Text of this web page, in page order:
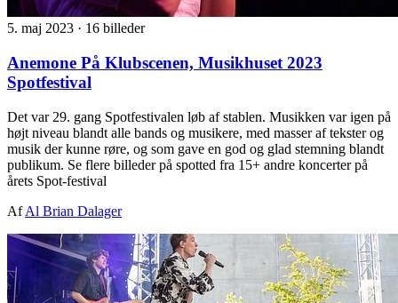
5. maj 2023 · 16 billeder
Anemone På Klubscenen, Musikhuset 2023
Spotfestival
Det var 29. gang Spotfestivalen løb af stablen. Musikken var igen på
højt niveau blandt alle bands og musikere, med masser af tekster og
musik der kunne røre, og som gave en god og glad stemning blandt
publikum. Se flere billeder på spotted fra 15+ andre koncerter på
årets Spot-festival
AfAl Brian Dalager